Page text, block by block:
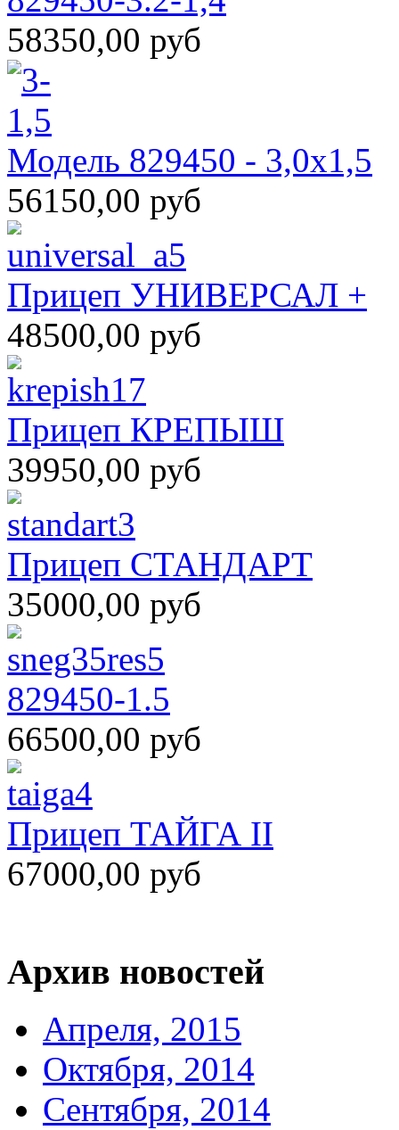
58350,00 руб
Модель 829450 - 3,0х1,5
56150,00 руб
Прицеп УНИВЕРСАЛ +
48500,00 руб
Прицеп КРЕПЫШ
39950,00 руб
Прицеп СТАНДАРТ
35000,00 руб
829450-1.5
66500,00 руб
Прицеп ТАЙГА II
67000,00 руб
Архив новостей
Апреля, 2015
Октября, 2014
Сентября, 2014